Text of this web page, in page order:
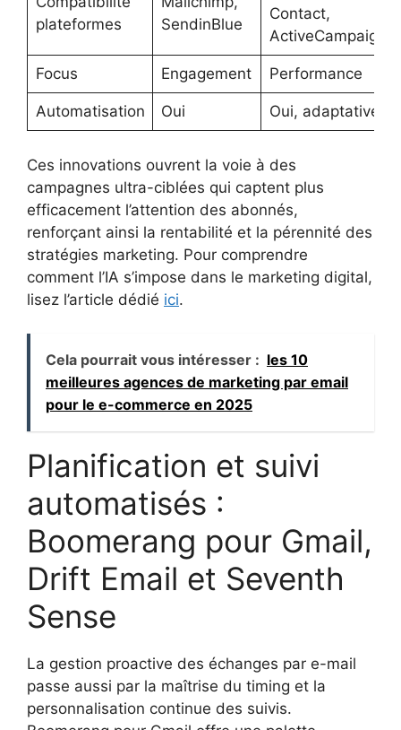
plateformes
SendinBlue
Contact,
ActiveCampaign
Focus Engagement Performance
Automatisation Oui Oui, adaptative
Ces innovations ouvrent la voie à des
campagnes ultra-ciblées qui captent plus
efficacement l’attention des abonnés,
renforçant ainsi la rentabilité et la pérennité des
stratégies marketing. Pour comprendre
comment l’IA s’impose dans le marketing digital,
lisez l’article dédié ici.
Cela pourrait vous intéresser : les 10
meilleures agences de marketing par email
pour le e-commerce en 2025
Planification et suivi
automatisés :
Boomerang pour Gmail,
Drift Email et Seventh
Sense
La gestion proactive des échanges par e-mail
passe aussi par la maîtrise du timing et la
personnalisation continue des suivis.